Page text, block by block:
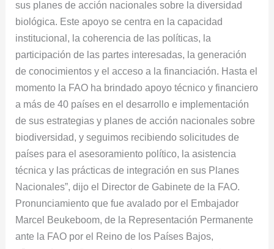
sus planes de acción nacionales sobre la diversidad
biológica. Este apoyo se centra en la capacidad
institucional, la coherencia de las políticas, la
participación de las partes interesadas, la generación
de conocimientos y el acceso a la financiación. Hasta el
momento la FAO ha brindado apoyo técnico y financiero
a más de 40 países en el desarrollo e implementación
de sus estrategias y planes de acción nacionales sobre
biodiversidad, y seguimos recibiendo solicitudes de
países para el asesoramiento político, la asistencia
técnica y las prácticas de integración en sus Planes
Nacionales”, dijo el Director de Gabinete de la FAO.
Pronunciamiento que fue avalado por el Embajador
Marcel Beukeboom, de la Representación Permanente
ante la FAO por el Reino de los Países Bajos,